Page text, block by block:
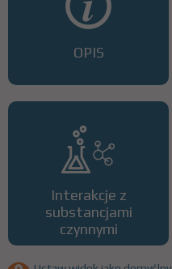
OPIS
Interakcje z
substancjami
czynnymi